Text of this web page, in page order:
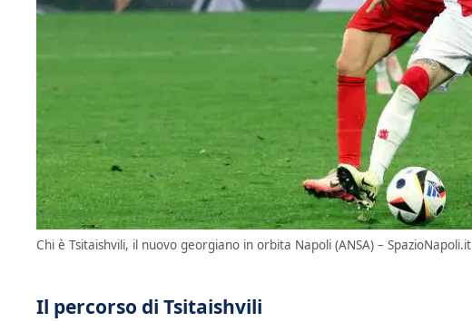
Chi è Tsitaishvili, il nuovo georgiano in orbita Napoli (ANSA) – SpazioNapoli.it
Il percorso di Tsitaishvili